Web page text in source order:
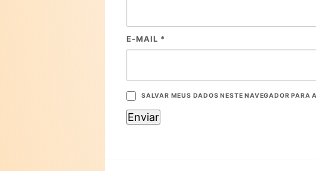
E-MAIL *
SALVAR MEUS DADOS NESTE NAVEGADOR PARA